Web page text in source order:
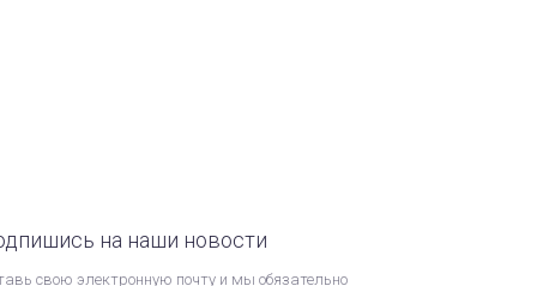
на наши новости
свою электронную почту и мы обязательно